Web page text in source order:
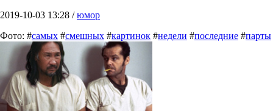
2019-10-03 13:28 /юмор
Фото: #самых #смешных #картинок #недели #последние #парты